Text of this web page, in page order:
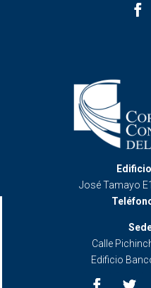
José Tamayo
Calle
Edificio